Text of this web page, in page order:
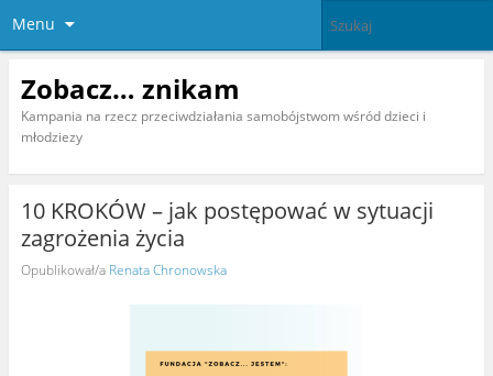
Menu
Zobacz… znikam
Kampania na rzecz przeciwdziałania samobójstwom wśród dzieci i
młodziezy
10 KROKÓW – jak postępować w sytuacji
zagrożenia życia
Opublikował/a Renata Chronowska